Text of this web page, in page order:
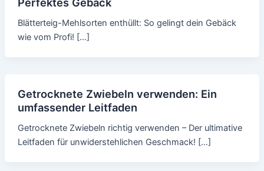
Blätterteig-Mehlsorten enthüllt: So gelingt dein Gebäck
wie vom Profi! […]
Getrocknete Zwiebeln verwenden: Ein
umfassender Leitfaden
Getrocknete Zwiebeln richtig verwenden – Der ultimative
Leitfaden für unwiderstehlichen Geschmack! […]